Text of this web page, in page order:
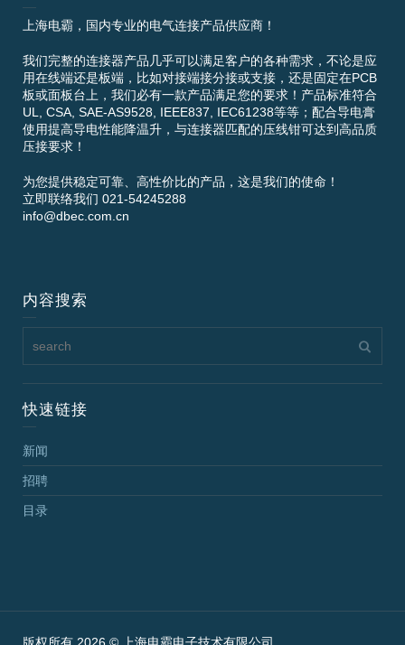
上海电霸，国内专业的电气连接产品供应商！
我们完整的连接器产品几乎可以满足客户的各种需求，不论是应
用在线端还是板端，比如对接端接分接或支接，还是固定在PCB
板或面板台上，我们必有一款产品满足您的要求！产品标准符合
UL, CSA, SAE-AS9528, IEEE837, IEC61238等等；配合导电膏
使用提高导电性能降温升，与连接器匹配的压线钳可达到高品质
压接要求！
为您提供稳定可靠、高性价比的产品，这是我们的使命！
立即联络我们 021-54245288
info@dbec.com.cn
内容搜索
快速链接
新闻
招聘
目录